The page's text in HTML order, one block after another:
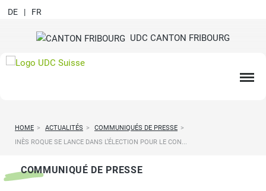
UDC CANTON FRIBOURG
DE FR
HOME > ACTUALITÉS > COMMUNIQUÉS DE PRESSE >
INÈS ROQUE SE LANCE DANS L’ÉLECTION POUR LE CON...
COMMUNIQUÉ DE PRESSE